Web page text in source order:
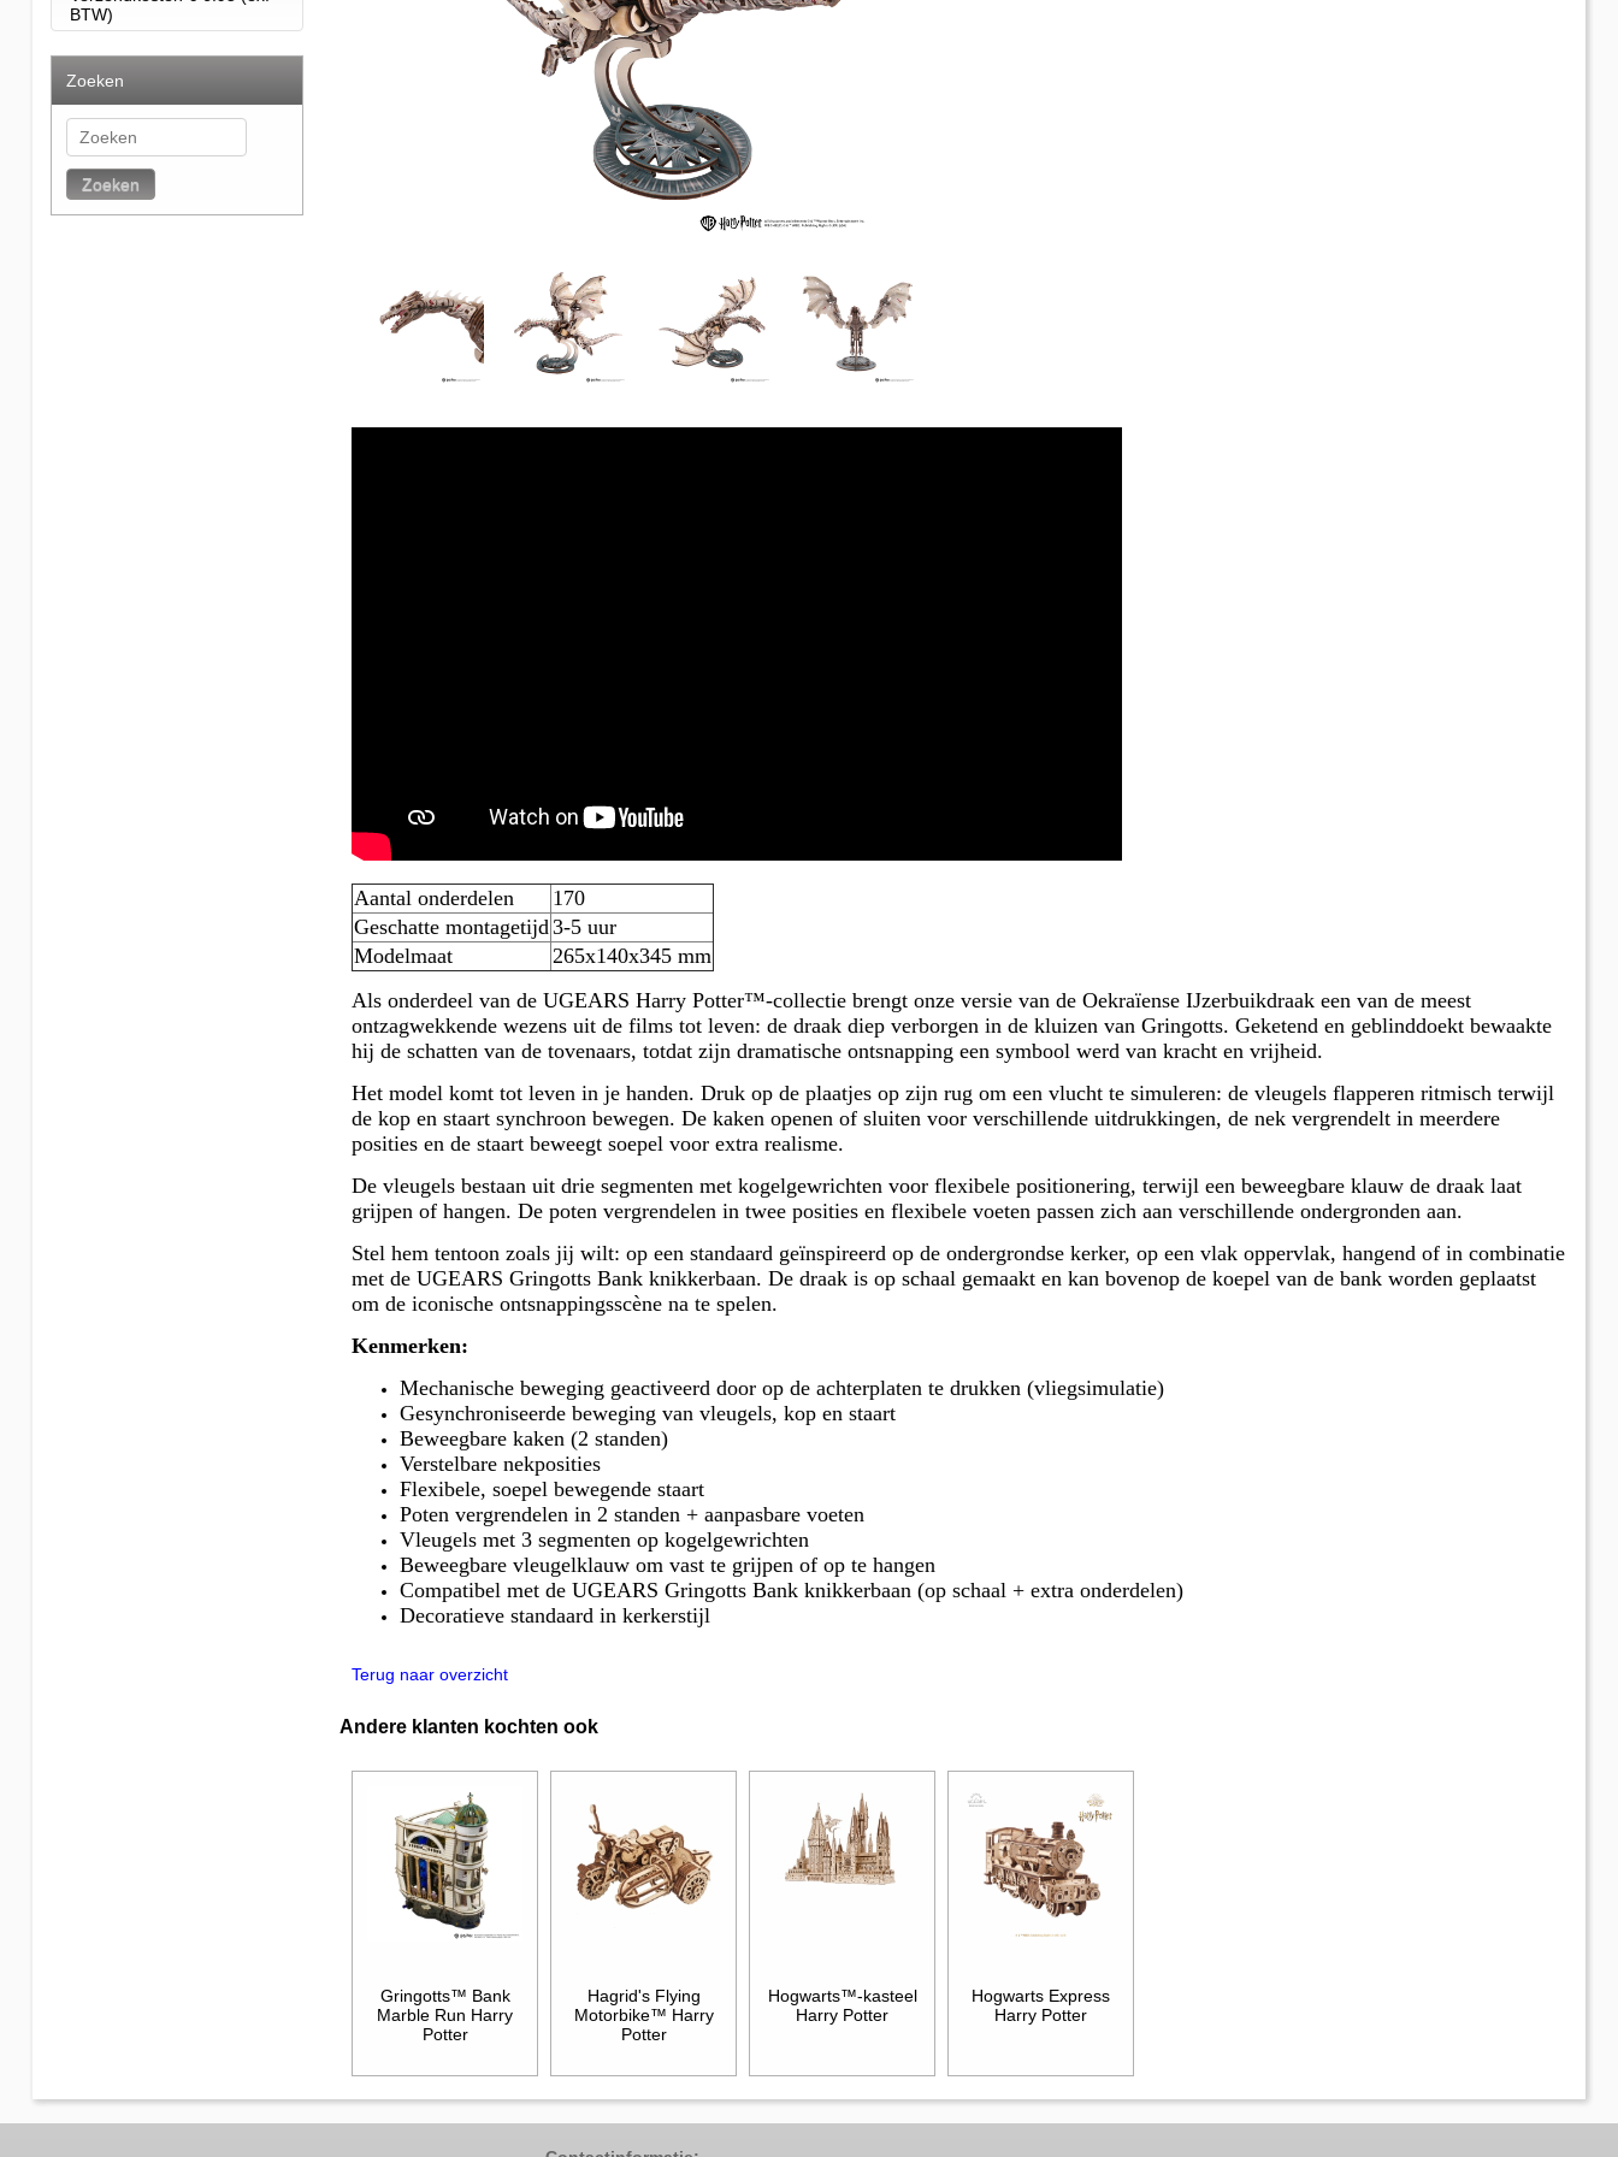
BTW)
Zoeken
Zoeken
Aantal onderdelen
170
Geschatte montagetijd 3-5 uur
Modelmaat
265х140х345 mm
Als onderdeel van de UGEARS Harry Potter™-collectie brengt onze versie van de Oekraïense IJzerbuikdraak een van de meest
ontzagwekkende wezens uit de films tot leven: de draak diep verborgen in de kluizen van Gringotts. Geketend en geblinddoekt bewaakte
hij de schatten van de tovenaars, totdat zijn dramatische ontsnapping een symbool werd van kracht en vrijheid.
Het model komt tot leven in je handen. Druk op de plaatjes op zijn rug om een ​​vlucht te simuleren: de vleugels flapperen ritmisch terwijl
de kop en staart synchroon bewegen. De kaken openen of sluiten voor verschillende uitdrukkingen, de nek vergrendelt in meerdere
posities en de staart beweegt soepel voor extra realisme.
De vleugels bestaan ​​uit drie segmenten met kogelgewrichten voor flexibele positionering, terwijl een beweegbare klauw de draak laat
grijpen of hangen. De poten vergrendelen in twee posities en flexibele voeten passen zich aan verschillende ondergronden aan.
Stel hem tentoon zoals jij wilt: op een standaard geïnspireerd op de ondergrondse kerker, op een vlak oppervlak, hangend of in combinatie
met de UGEARS Gringotts Bank knikkerbaan. De draak is op schaal gemaakt en kan bovenop de koepel van de bank worden geplaatst
om de iconische ontsnappingsscène na te spelen.
Kenmerken:
Mechanische beweging geactiveerd door op de achterplaten te drukken (vliegsimulatie)
Gesynchroniseerde beweging van vleugels, kop en staart
Beweegbare kaken (2 standen)
Verstelbare nekposities
Flexibele, soepel bewegende staart
Poten vergrendelen in 2 standen + aanpasbare voeten
Vleugels met 3 segmenten op kogelgewrichten
Beweegbare vleugelklauw om vast te grijpen of op te hangen
Compatibel met de UGEARS Gringotts Bank knikkerbaan (op schaal + extra onderdelen)
Decoratieve standaard in kerkerstijl
Terug naar overzicht
Andere klanten kochten ook
Gringotts™ Bank
Marble Run Harry
Potter
Hagrid's Flying
Motorbike™ Harry
Potter
Hogwarts™-kasteel
Harry Potter
Hogwarts Express
Harry Potter